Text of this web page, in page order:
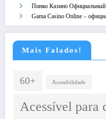
Пинко Казино
Gama Casino Online –
Mais Falados!
60+ Acessibilidade
Acessível para